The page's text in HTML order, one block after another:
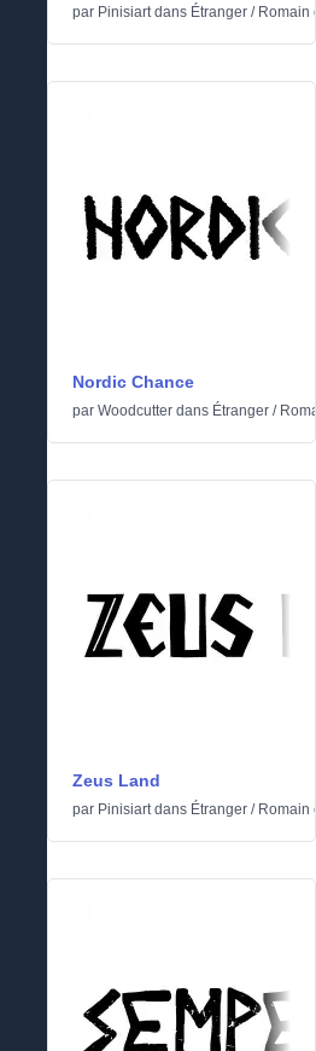
par Pinisiartdans Étranger / Romain
Nordic Chance
par Woodcutter dans Étranger /
Zeus Land
par Pinisiartdans Étranger / Romain